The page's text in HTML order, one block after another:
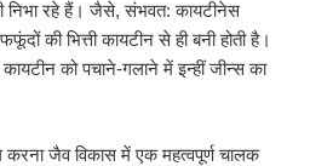
निभा रहे हैं। जैसे, संभवत: कायटीनेस
की भित्ती कायटीन से ही बनी होती है।
को पचाने-गलाने में इन्हीं जीन्स का
करना जैव विकास में एक महत्वपूर्ण चालक